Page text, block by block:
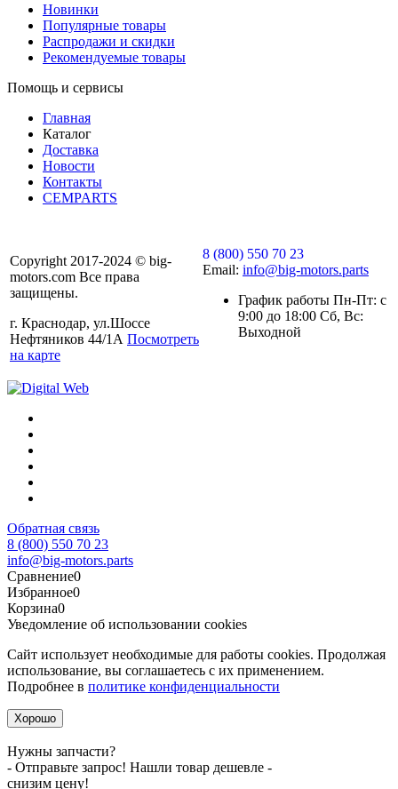
Новинки
Популярные товары
Распродажи и скидки
Рекомендуемые товары
Помощь и сервисы
Главная
Каталог
Доставка
Новости
Контакты
CEMPARTS
Copyright 2017-2024 © big-
motors.com Все права
защищены.
г. Краснодар, ул.Шоссе
Нефтяников 44/1А Посмотреть
на карте
8 (800) 550 70 23
Email: info@big-motors.parts
График работы Пн-Пт: с
9:00 до 18:00 Сб, Вс:
Выходной
Обратная связь
8 (800) 550 70 23
info@big-motors.parts
Сравнение0
Избранное0
Корзина0
Уведомление об использовании cookies
Сайт использует необходимые для работы cookies. Продолжая
использование, вы соглашаетесь с их применением.
Подробнее в политике конфиденциальности
Хорошо
Нужны запчасти?
- Отправьте запрос! Нашли товар дешевле -
снизим цену!